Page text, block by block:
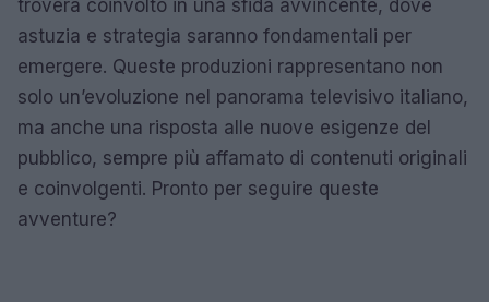
troverà coinvolto in una sfida avvincente, dove
astuzia e strategia saranno fondamentali per
emergere. Queste produzioni rappresentano non
solo un’evoluzione nel panorama televisivo italiano,
ma anche una risposta alle nuove esigenze del
pubblico, sempre più affamato di contenuti originali
e coinvolgenti. Pronto per seguire queste
avventure?